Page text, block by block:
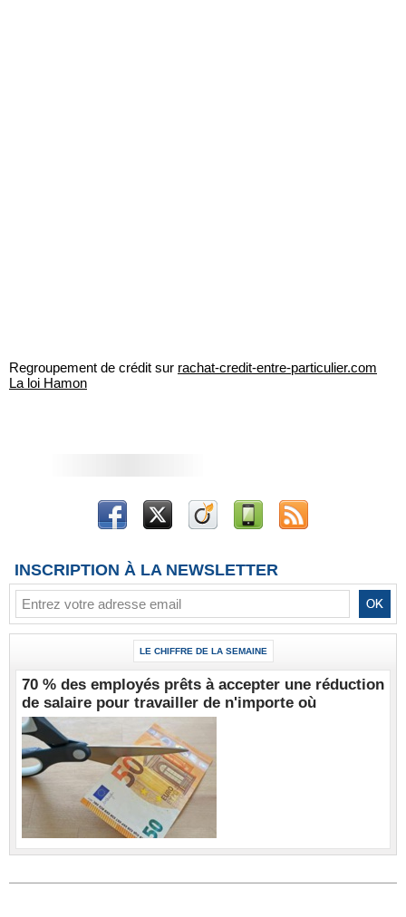
Regroupement de crédit sur rachat-credit-entre-particulier.com
La loi Hamon
INSCRIPTION À LA NEWSLETTER
LE CHIFFRE DE LA SEMAINE
70 % des employés prêts à accepter une réduction
de salaire pour travailler de n'importe où